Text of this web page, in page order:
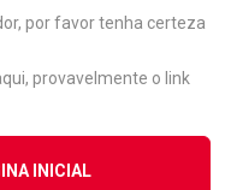
por favor tenha certeza
provavelmente o link
INICIAL